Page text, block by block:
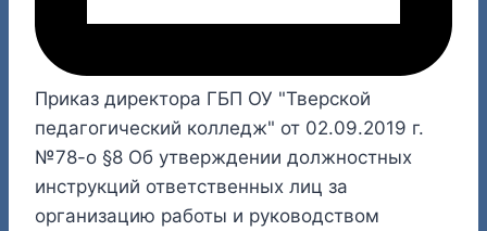
Приказ директора ГБП ОУ "Тверской
педагогический колледж" от 02.09.2019 г.
№78-о §8 Об утверждении должностных
инструкций ответственных лиц за
организацию работы и руководством